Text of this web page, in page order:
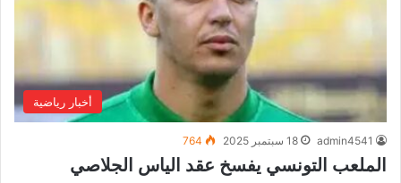
أخبار رياضية
admin4541 18 سبتمبر 2025 764
الملعب التونسي يفسخ عقد الياس الجلاصي